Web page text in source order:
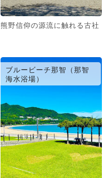
熊野信仰の源流に触れる古社
ブルービーチ那智（那智
海水浴場）